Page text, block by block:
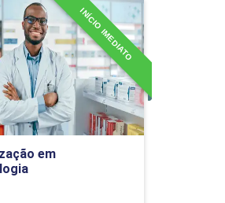
de Medicamentos
10h
em
INÍCIO IMEDIATO
Especialização em
Farmacologia
Detalhes do curso
para Inscrição